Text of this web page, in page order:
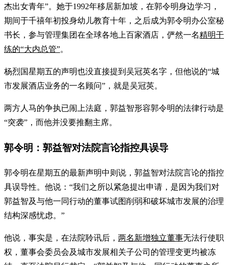
杰出女青年”。她于1992年移居新加坡，在郭令明身边学习，
期间于千禧年初投身幼儿教育十年，之后成为郭令明办公室秘
书长，参与管理集团在全球各地上百家酒店，俨然一名精明干
练的“大内总管”。
杨烈国星期五的声明也没直接提到吴冠英名字，但他说的“城
市发展酒店业务的一名顾问”，就是吴冠英。
两方人马的争执已闹上法庭，郭益智形容郭令明的法律行动是
“突袭”，而他并没要推翻主席。
郭令明：郭益智对法院言论指控具误导
郭令明在星期五的最新声明中则说，郭益智对法院言论的指控
具误导性。他说：“我们之所以紧急提出申请，是因为我们对
郭益智及与他一同行动的董事试图削弱和破坏城市发展的治理
结构深感忧虑。”
他说，事实是，在法院聆讯后， 两名新增独立董事无法行使职
权，董事会委员会及城市发展相关子公司的管理变更均被冻